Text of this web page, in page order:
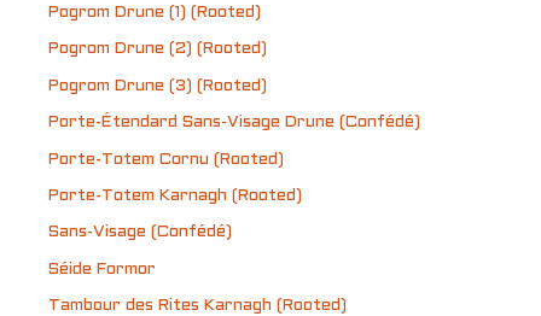
Pogrom Drune (1) (Rooted)
Pogrom Drune (2) (Rooted)
Pogrom Drune (3) (Rooted)
Porte-Étendard Sans-Visage Drune (Confédé)
Porte-Totem Cornu (Rooted)
Porte-Totem Karnagh (Rooted)
Sans-Visage (Confédé)
Séide Formor
Tambour des Rites Karnagh (Rooted)